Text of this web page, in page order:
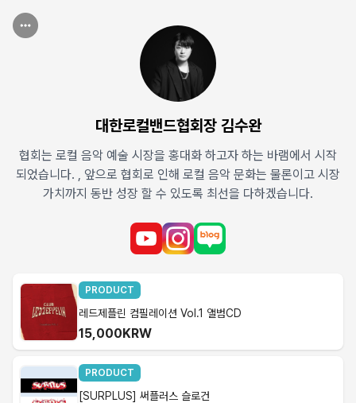
대한로컬밴드협회장 김수완
협회는 로컬 음악 예술 시장을 홍대화 하고자 하는 바램에서 시작
되었습니다. , 앞으로 협회로 인해 로컬 음악 문화는 물론이고 시장
가치까지 동반 성장 할 수 있도록 최선을 다하겠습니다.
PRODUCT
레드제플린 컴필레이션 Vol.1 앨범CD
15,000KRW
PRODUCT
[SURPLUS] 써플러스 슬로건